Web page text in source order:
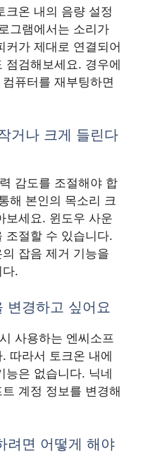
크온 내의 음량 설정
그램에서는 소리가
커가 제대로 연결되어
점검해보세요. 경우에
퓨터를 재부팅하면
거나 크게 들린다
감도를 조절해야 합
해 본인의 목소리 크
보세요. 윈도우 사운
조절할 수 있습니다.
잡음 제거 기능을
.
변경하고 싶어요
사용하는 엔씨소프
따라서 토크온 내에
능은 없습니다. 닉네
계정 정보를 변경해
려면 어떻게 해야